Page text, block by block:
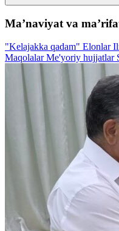
Ma’naviyat va
"Kelajakka qadam" Elonlar
MaqolalarMe'yoriy hujjatlar